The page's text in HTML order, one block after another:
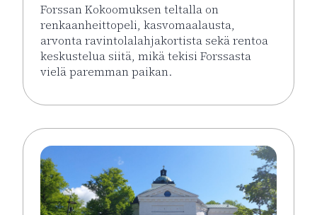
Forssan Kokoomuksen teltalla on
renkaanheittopeli, kasvomaalausta,
arvonta ravintolalahjakortista sekä rentoa
keskustelua siitä, mikä tekisi Forssasta
vielä paremman paikan.
Lue lisää tapahtumasta Forssan Kokoomus Holjat